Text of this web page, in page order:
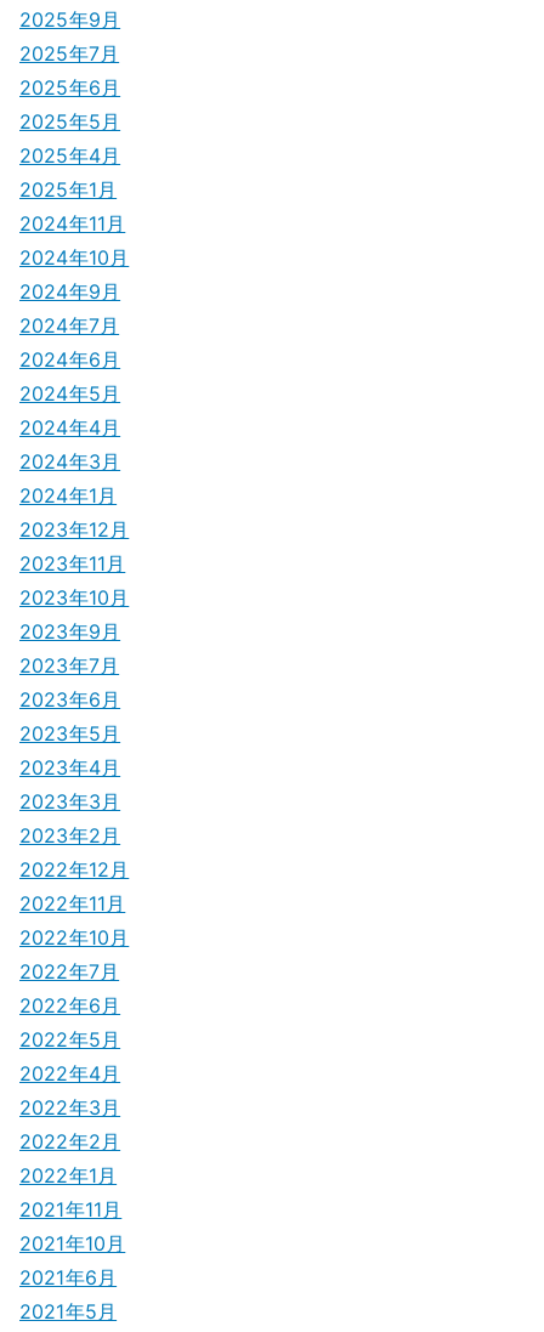
2025年9月
2025年7月
2025年6月
2025年5月
2025年4月
2025年1月
2024年11月
2024年10月
2024年9月
2024年7月
2024年6月
2024年5月
2024年4月
2024年3月
2024年1月
2023年12月
2023年11月
2023年10月
2023年9月
2023年7月
2023年6月
2023年5月
2023年4月
2023年3月
2023年2月
2022年12月
2022年11月
2022年10月
2022年7月
2022年6月
2022年5月
2022年4月
2022年3月
2022年2月
2022年1月
2021年11月
2021年10月
2021年6月
2021年5月